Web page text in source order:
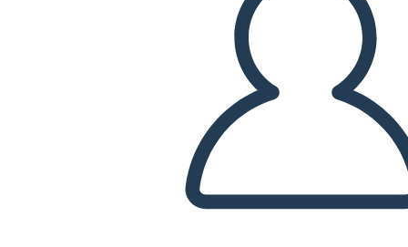
PREHRAŤ PREZENTÁCIU
ČÍTAJ MI